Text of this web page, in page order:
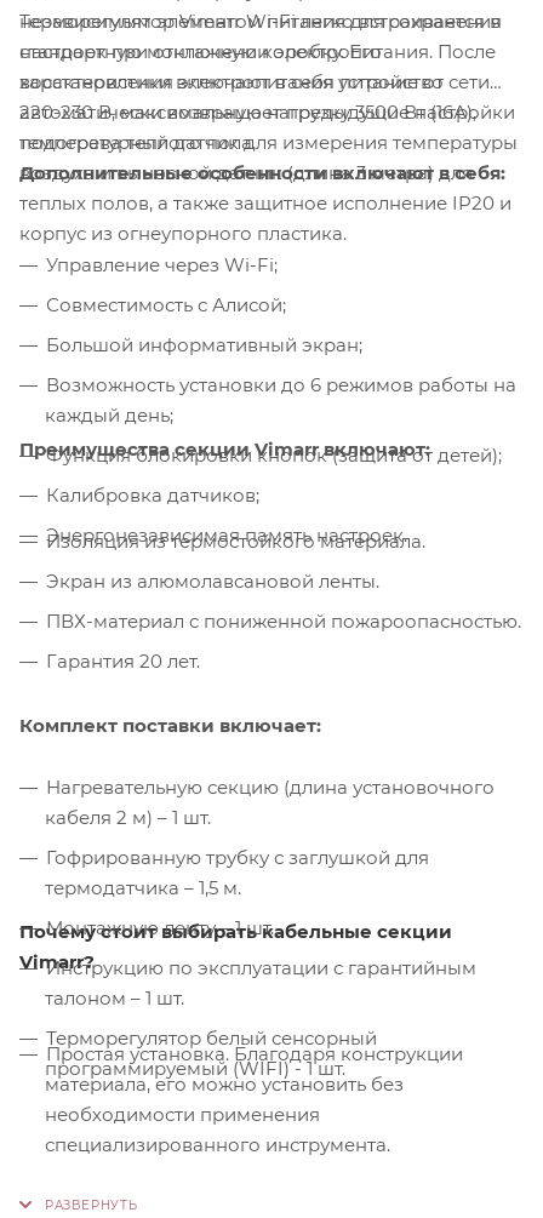
независимым элементом питания для сохранения
настроек при отключении электропитания. После
восстановления электропитания устройство
автоматически возвращает предыдущие настройки
подогрева теплого пола.
Терморегулятор Vimarr Wi-Fi легко встраивается в
стандартную монтажную коробку. Его
характеристики включают в себя питание от сети
220-230 В, максимальную нагрузку 3500 Вт (16А),
температурный датчик для измерения температуры
воздуха и выносной датчик (длина 3 метра) для
теплых полов, а также защитное исполнение IP20 и
корпус из огнеупорного пластика.
Дополнительные особенности включают в себя:
Управление через Wi-Fi;
Совместимость с Алисой;
Большой информативный экран;
Возможность установки до 6 режимов работы на
каждый день;
Функция блокировки кнопок (защита от детей);
Калибровка датчиков;
Энергонезависимая память настроек.
Преимущества секции Vimarr включают:
Изоляция из термостойкого материала.
Экран из алюмолавсановой ленты.
ПВХ-материал с пониженной пожароопасностью.
Гарантия 20 лет.
Комплект поставки включает:
Нагревательную секцию (длина установочного
кабеля 2 м) – 1 шт.
Гофрированную трубку с заглушкой для
термодатчика – 1,5 м.
Монтажную ленту – 1 шт.
Инструкцию по эксплуатации с гарантийным
талоном – 1 шт.
Терморегулятор белый сенсорный
программируемый (WIFI) - 1 шт.
Почему стоит выбирать кабельные секции
Vimarr?
Простая установка. Благодаря конструкции
материала, его можно установить без
необходимости применения
специализированного инструмента.